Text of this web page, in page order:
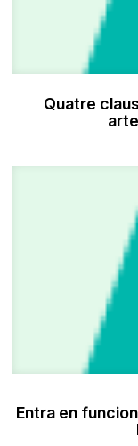
Quatre
Entra en